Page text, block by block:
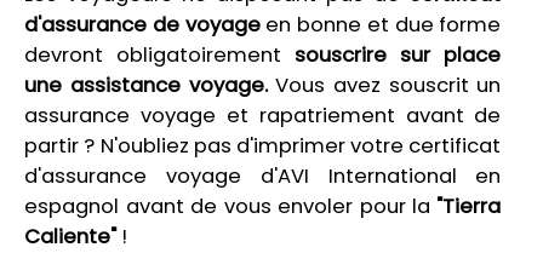
d'assurance de voyageen bonne et due forme
devront obligatoirement souscrire sur place
une assistance voyage.Vous avez souscrit un
assurance voyage et rapatriement avant de
partir ? N'oubliez pas d'imprimer votre certificat
d'assurance voyage d'AVI International en
espagnol avant de vous envoler pour la "Tierra
Caliente"!